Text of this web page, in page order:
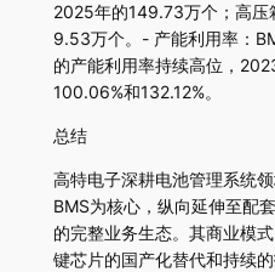
2025年的149.73万个；高
9.53万个。- 产能利用率：
的产能利用率持续高位，
100.06%和132.12%。
总结
高特电子深耕电池管理系统
BMS为核心，纵向延伸至配
的完整业务生态。其商业模
键芯片的国产化替代和持续